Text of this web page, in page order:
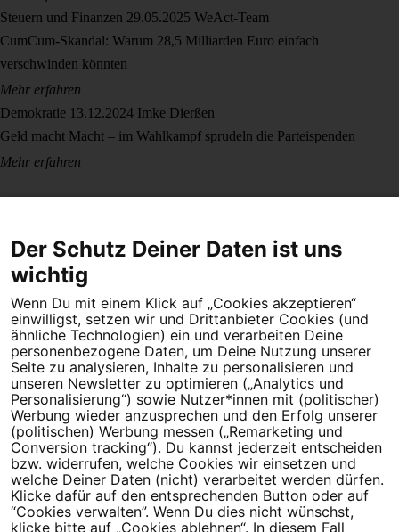
Steuern und Finanzen 29.05.2025 WeAct-Team
CumCum-Skandal: Warum 28,5 Milliarden Euro einfach
verschwinden könnten
Mehr erfahren
Demokratie 13.12.2024 Imke Dierßen
Geld macht Macht – im Wahlkampf sprudeln die Parteispenden
Mehr erfahren
Dein Engagement macht den Unterschied. Schließe Dich 4,5
Millionen Menschen an.
Newsletter bestellen
Campact e.V.
IBAN DE95 2‍5‍1‍2 0‍5‍1‍0 6‍9‍8‍0 0‍0‍0‍0 0‍0
SozialBank
Direkt online spenden
Der Schutz Deiner Daten ist uns
wichtig
Wenn Du mit einem Klick auf „Cookies akzeptieren“
einwilligst, setzen wir und Drittanbieter Cookies (und
ähnliche Technologien) ein und verarbeiten Deine
personenbezogene Daten, um Deine Nutzung unserer
Seite zu analysieren, Inhalte zu personalisieren und
unseren Newsletter zu optimieren („Analytics und
Personalisierung“) sowie Nutzer*innen mit (politischer)
Werbung wieder anzusprechen und den Erfolg unserer
(politischen) Werbung messen („Remarketing und
Conversion tracking“). Du kannst jederzeit entscheiden
bzw. widerrufen, welche Cookies wir einsetzen und
welche Deiner Daten (nicht) verarbeitet werden dürfen.
Klicke dafür auf den entsprechenden Button oder auf
“Cookies verwalten”. Wenn Du dies nicht wünschst,
klicke bitte auf „Cookies ablehnen“. In diesem Fall